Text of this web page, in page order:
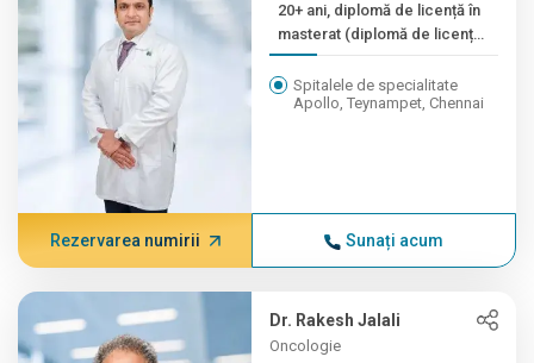
20+ ani, diplomă de licență în
masterat (diplomă de licență
în medicină), master (diplomă
de masterat în ginecologie...)
Spitalele de specialitate
Apollo, Teynampet, Chennai
Rezervarea numirii Sunați acum
Dr. Rakesh Jalali
Oncologie